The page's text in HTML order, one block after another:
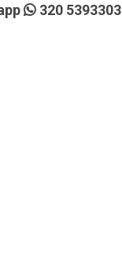
320 5393303